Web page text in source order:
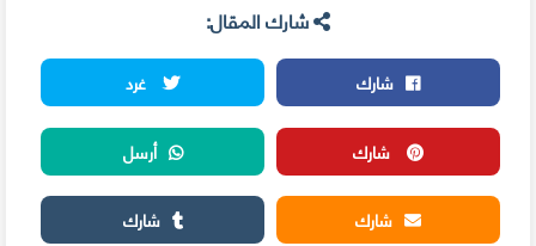
شارك المقال:
شارك
غرد
شارك
أرسل
شارك
شارك